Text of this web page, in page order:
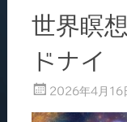
k
世界瞑
ドナイ
2026年4月16